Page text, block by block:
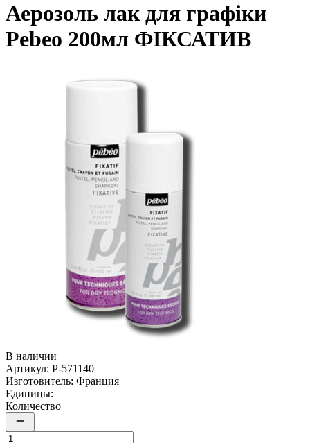
Аерозоль лак для графіки
Pebeo 200мл ФІКСАТИВ
В наличии
Артикул: P-571140
Изготовитель: Франция
Единицы:
Количество